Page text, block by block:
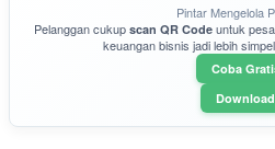
Pintar Mengelola
Pelanggan cukup scan QR Codeuntuk
keuangan bisnis jadi lebih
Coba
Download